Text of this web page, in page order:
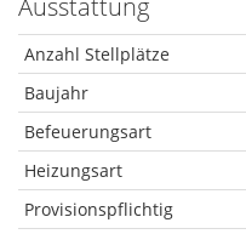
Ausstattung
Anzahl Stellplätze
Baujahr
Befeuerungsart
Heizungsart
Provisionspflichtig